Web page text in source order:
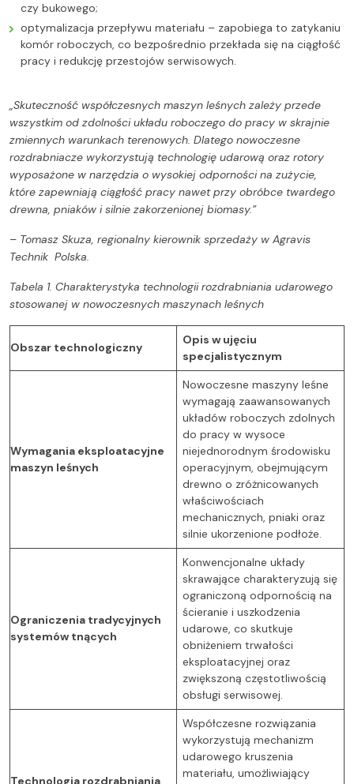
czy bukowego;
optymalizacja przepływu materiału – zapobiega to zatykaniu
komór roboczych, co bezpośrednio przekłada się na ciągłość
pracy i redukcję przestojów serwisowych.
„Skuteczność współczesnych maszyn leśnych zależy przede
wszystkim od zdolności układu roboczego do pracy w skrajnie
zmiennych warunkach terenowych. Dlatego nowoczesne
rozdrabniacze wykorzystują technologię udarową oraz rotory
wyposażone w narzędzia o wysokiej odporności na zużycie,
które zapewniają ciągłość pracy nawet przy obróbce twardego
drewna, pniaków i silnie zakorzenionej biomasy.”
– Tomasz Skuza, regionalny kierownik sprzedaży w Agravis
Technik Polska.
Tabela 1. Charakterystyka technologii rozdrabniania udarowego
stosowanej w nowoczesnych maszynach leśnych
Obszar technologiczny
Opis w ujęciu
specjalistycznym
Wymagania eksploatacyjne
maszyn leśnych
Nowoczesne maszyny leśne
wymagają zaawansowanych
układów roboczych zdolnych
do pracy w wysoce
niejednorodnym środowisku
operacyjnym, obejmującym
drewno o zróżnicowanych
właściwościach
mechanicznych, pniaki oraz
silnie ukorzenione podłoże.
Ograniczenia tradycyjnych
systemów tnących
Konwencjonalne układy
skrawające charakteryzują się
ograniczoną odpornością na
ścieranie i uszkodzenia
udarowe, co skutkuje
obniżeniem trwałości
eksploatacyjnej oraz
zwiększoną częstotliwością
obsługi serwisowej.
Technologia rozdrabniania
Współczesne rozwiązania
wykorzystują mechanizm
udarowego kruszenia
materiału, umożliwiający